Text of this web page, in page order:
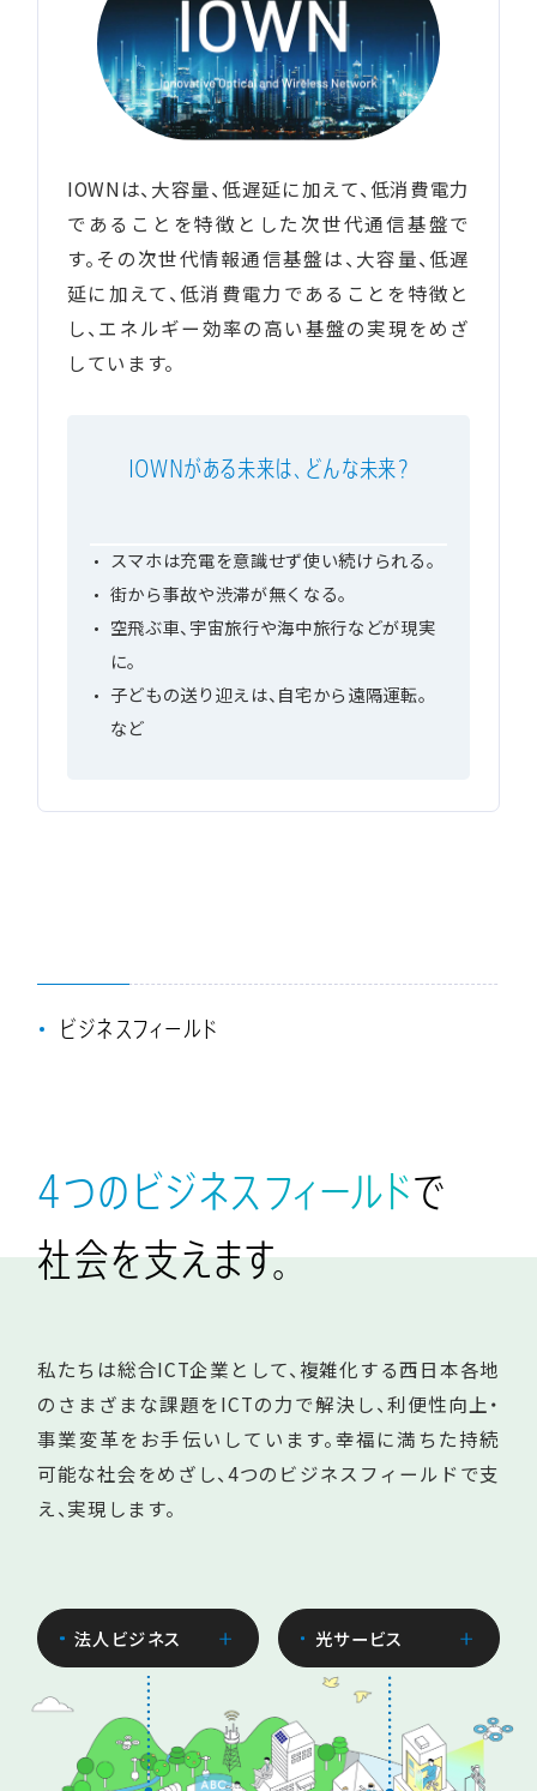
IOWNは、大容量、低遅延に加えて、低消費電力
であることを特徴とした次世代通信基盤で
す。その次世代情報通信基盤は、大容量、低遅
延に加えて、低消費電力であることを特徴と
し、エネルギー効率の高い基盤の実現をめざ
しています。
IOWNがある未来は、 どんな未来？
スマホは充電を意識せず使い続けられる。
街から事故や渋滞が無くなる。
空飛ぶ車、宇宙旅行や海中旅行などが現実
に。
子どもの送り迎えは、自宅から遠隔運転。
など
ビジネスフィールド
4つの ビジネス フィール ドで
社会を支えます。
私たちは総合ICT企業として、複雑化する西日本各地
のさまざまな課題をICTの力で解決し、利便性向上・
事業変革をお手伝いしています。幸福に満ちた持続
可能な社会をめざし、4つのビジネスフィールドで支
え、実現します。
法人ビジネス 光サービス